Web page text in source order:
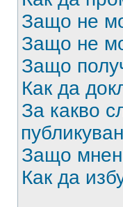
Защо не
Защо не
Защо
Как да
За какво
Защо
Как да